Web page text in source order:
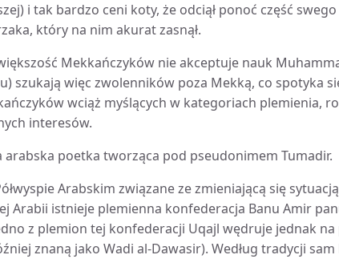
i tak bardzo ceni koty, że odciął ponoć część swego
który na nim akurat zasnął.
Mekkańczyków nie akceptuje nauk
szukają więc zwolenników poza Mekką, co spotyka
wciąż myślących w kategoriach plemienia,
interesów.
arabska poetka tworząca pod pseudonimem Tumadir.
Arabskim związane ze zmieniającą się
Arabii istnieje plemienna konfederacja Banu Amir
z plemion tej konfederacji Uqajl wędruje jednak na
znaną jako Wadi al-Dawasir). Według tradycji sam